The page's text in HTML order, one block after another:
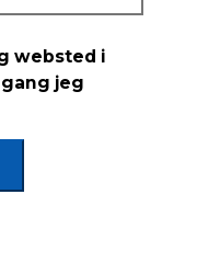
websted i
jeg